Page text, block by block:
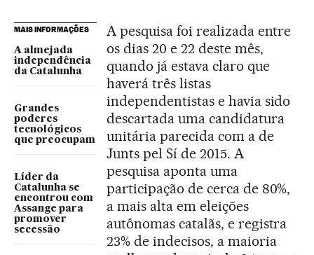
MAIS INFORMAÇÕES
A almejada
independência
da Catalunha
Grandes
poderes
tecnológicos
que preocupam
Líder da
Catalunha se
encontrou com
Assange para
promover
secessão
A pesquisa foi realizada entre
os dias 20 e 22 deste mês,
quando já estava claro que
haverá três listas
independentistas e havia sido
descartada uma candidatura
unitária parecida com a de
Junts pel Sí de 2015. A
pesquisa aponta uma
participação de cerca de 80%,
a mais alta em eleições
autônomas catalãs, e registra
23% de indecisos, a maioria